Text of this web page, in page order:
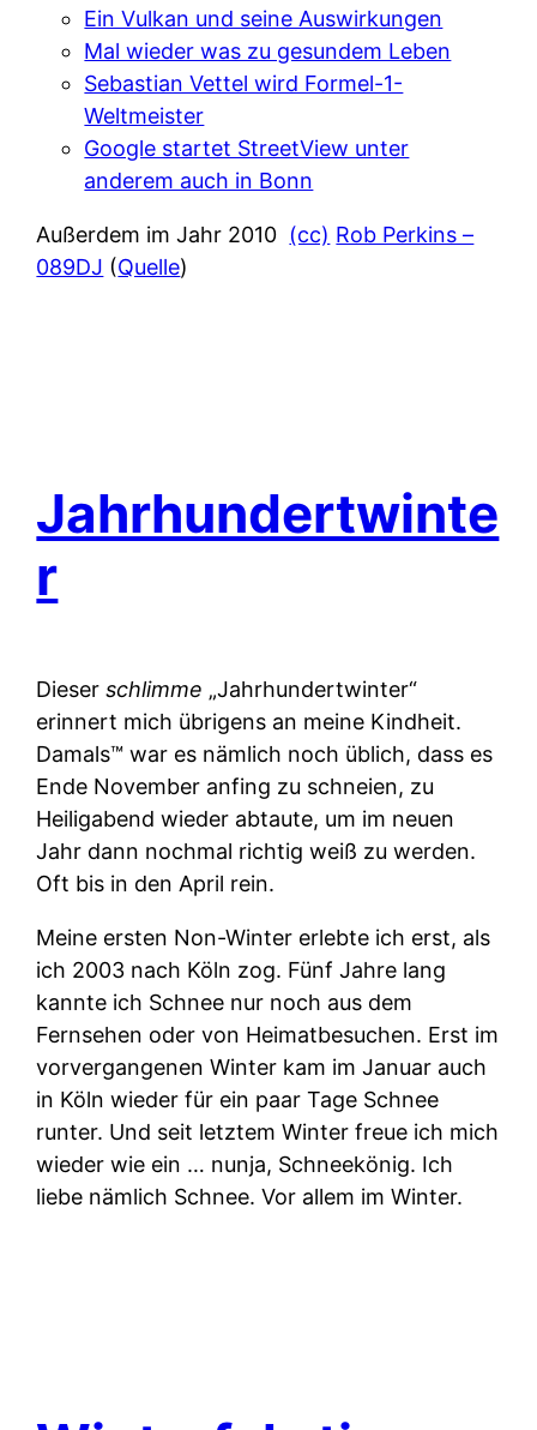
Ein Vulkan und seine Auswirkungen
Mal wieder was zu gesundem Leben
Sebastian Vettel wird Formel-1-
Weltmeister
Google startet StreetView unter
anderem auch in Bonn
Außerdem im Jahr 2010 (cc) Rob Perkins –
089DJ (Quelle)
Jahrhundertwinte
r
Dieserschlimme „Jahrhundertwinter“
erinnert mich übrigens an meine Kindheit.
Damals™ war es nämlich noch üblich, dass es
Ende November anfing zu schneien, zu
Heiligabend wieder abtaute, um im neuen
Jahr dann nochmal richtig weiß zu werden.
Oft bis in den April rein.
Meine ersten Non-Winter erlebte ich erst, als
ich 2003 nach Köln zog. Fünf Jahre lang
kannte ich Schnee nur noch aus dem
Fernsehen oder von Heimatbesuchen. Erst im
vorvergangenen Winter kam im Januar auch
in Köln wieder für ein paar Tage Schnee
runter. Und seit letztem Winter freue ich mich
wieder wie ein … nunja, Schneekönig. Ich
liebe nämlich Schnee. Vor allem im Winter.